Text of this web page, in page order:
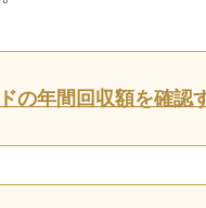
の年間回収額を確認